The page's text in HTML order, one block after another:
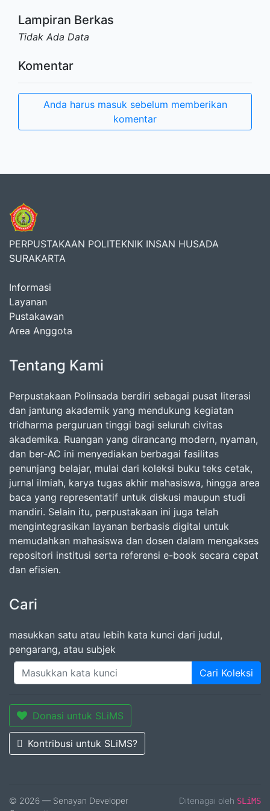
Lampiran Berkas
Tidak Ada Data
Komentar
Anda harus masuk sebelum memberikan
komentar
PERPUSTAKAAN POLITEKNIK INSAN HUSADA
SURAKARTA
Informasi
Layanan
Pustakawan
Area Anggota
Tentang Kami
Perpustakaan Polinsada berdiri sebagai pusat literasi
dan jantung akademik yang mendukung kegiatan
tridharma perguruan tinggi bagi seluruh civitas
akademika. Ruangan yang dirancang modern, nyaman,
dan ber-AC ini menyediakan berbagai fasilitas
penunjang belajar, mulai dari koleksi buku teks cetak,
jurnal ilmiah, karya tugas akhir mahasiswa, hingga area
baca yang representatif untuk diskusi maupun studi
mandiri. Selain itu, perpustakaan ini juga telah
mengintegrasikan layanan berbasis digital untuk
memudahkan mahasiswa dan dosen dalam mengakses
repositori institusi serta referensi e-book secara cepat
dan efisien.
Cari
masukkan satu atau lebih kata kunci dari judul,
pengarang, atau subjek
Cari Koleksi
Donasi untuk SLiMS
Kontribusi untuk SLiMS?
© 2026 — Senayan Developer
Ditenagai oleh SLiMS